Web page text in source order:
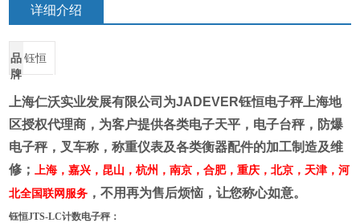
详细介绍
品
牌
钰恒
上海仁沃实业发展有限公司为JADEVER钰恒电子秤上海地
区授权代理商 ，为客户提供各类电子天平，电子台秤，防爆
电子秤，叉车称，称重仪表及各类衡器配件的加工制造及维
修； 上海，嘉兴，昆山，杭州，南京，合肥，重庆，北京，天津，河
北全国联网服务 ，不用再为售后烦恼，让您称心如意。
钰恒JTS-LC计数电子秤：